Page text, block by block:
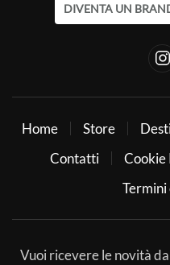
DIVENTA UN
Home Store
Contatti
Cookie
Termini
Vuoi ricevere le novità